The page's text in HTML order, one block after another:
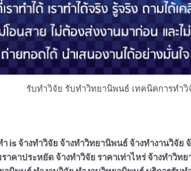
รับทำวิจัย รับทำวิทยานิพนธ์ เทคนิคการทำวิ
is จ้างทำวิจัย จ้างทำวิทยานิพนธ์ จ้างทํางานวิจัย
าคาประหยัด จ้างทําวิจัย ราคาเท่าไหร่ จ้างทําวิ